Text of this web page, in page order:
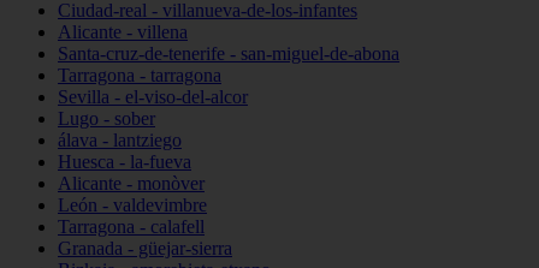
Ciudad-real - villanueva-de-los-infantes
Alicante - villena
Santa-cruz-de-tenerife - san-miguel-de-abona
Tarragona - tarragona
Sevilla - el-viso-del-alcor
Lugo - sober
álava - lantziego
Huesca - la-fueva
Alicante - monòver
León - valdevimbre
Tarragona - calafell
Granada - güejar-sierra